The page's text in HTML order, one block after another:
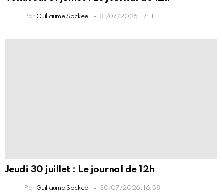
Par Guillaume Sockeel 31/07/2026, 17:11
Jeudi 30 juillet : Le journal de 12h
Par Guillaume Sockeel 30/07/2026, 16:58